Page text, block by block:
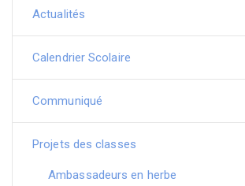
Actualités
Calendrier Scolaire
Communiqué
Projets des classes
Ambassadeurs en herbe